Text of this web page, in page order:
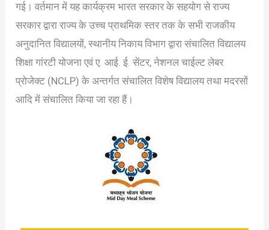
गई। वर्तमान में यह कार्यक्रम भारत सरकार के सहयोग से राज्य
सरकार द्वारा राज्य के उच्च प्राथमिक स्तर तक के सभी राजकीय
अनुदानित विद्यालयों, स्थानीय निकाय विभाग द्वारा संचालित विद्यालय
शिक्षा गांरटी योजना एवं ए. आई. ई. सेंटर, नेशनल चाईल्ट लेबर
प्रोजेक्ट (NCLP) के अन्तर्गत संचालित विशेष विद्यालय तथा मदरसों
आदि में संचालित किया जा रहा हैं।